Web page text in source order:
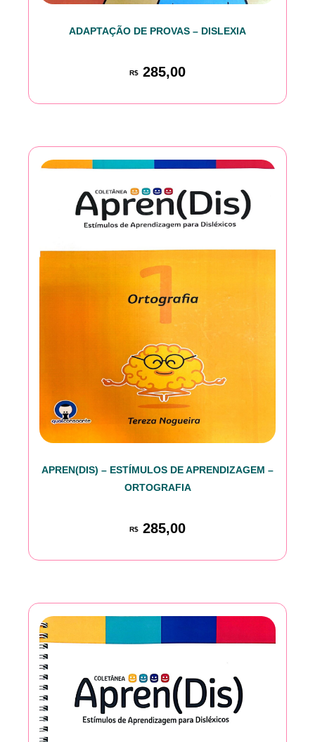
ADAPTAÇÃO DE PROVAS – DISLEXIA
R$ 285,00
APREN(DIS) – ESTÍMULOS DE APRENDIZAGEM –
ORTOGRAFIA
R$ 285,00